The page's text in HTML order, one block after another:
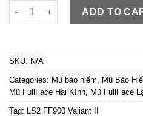
Mũ FullFace LS2 FF900
ADD TO
SKU: N/A
Categories: Mũ bảo hiểm Mũ Bảo
Mũ FullFace Hai Kính
Mũ FullFace
Tag: LS2 FF900 Valiant II